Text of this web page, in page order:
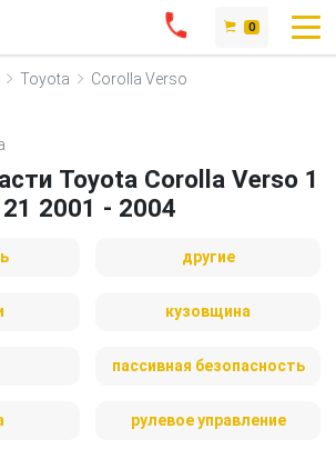
0
Toyota
Corolla Verso
Toyota Corolla Verso 1
2001 - 2004
другие
кузовщина
пассивная безопасность
рулевое управление